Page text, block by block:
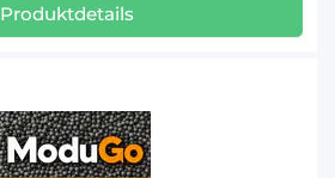
Produktdetails